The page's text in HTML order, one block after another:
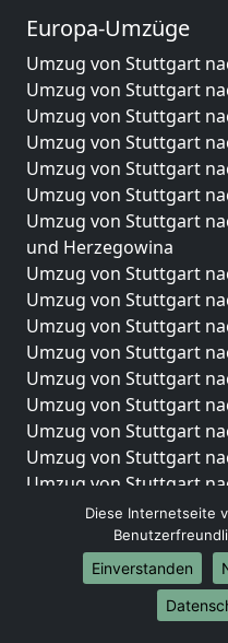
Europa-Umzüge
Umzug von Stuttgart
Umzug von Stuttgart
Umzug von Stuttgart
Umzug von Stuttgart
Umzug von Stuttgart
Umzug von Stuttgart
Umzug von Stuttgart
und Herzegowina
Umzug von Stuttgart
Umzug von Stuttgart
Umzug von Stuttgart
Umzug von Stuttgart
Umzug von Stuttgart
Umzug von Stuttgart
Umzug von Stuttgart
Umzug von Stuttgart
Umzug von Stuttgart
Umzug von Stuttgart
Umzug von Stuttgart
Umzug von Stuttgart
Umzug von Stuttgart
Umzüge-
Diese Internetseite
Einverstanden